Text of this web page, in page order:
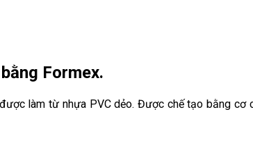
Formex.
làm từ nhựa PVC dẻo. Được chế tạo bằng cơ